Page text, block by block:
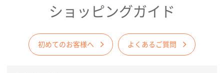
コットンバッグM(B4対応)
200枚
2026年01月29日 11:46
商品情報の正確な記載、スムーズなシステム対応
ショッピングガイド
初めてのお客様へ よくあるご質問